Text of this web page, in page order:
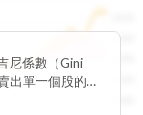
1300
尼係數（Gini
出單一個股的
參考。